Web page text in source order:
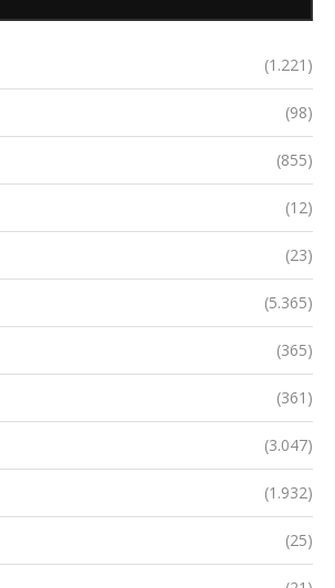
(1.221)
(98)
(855)
(12)
(23)
(5.365)
(365)
(361)
(3.047)
(1.932)
(25)